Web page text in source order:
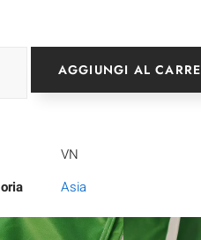
AGGIUNGI AL
VN
Asia